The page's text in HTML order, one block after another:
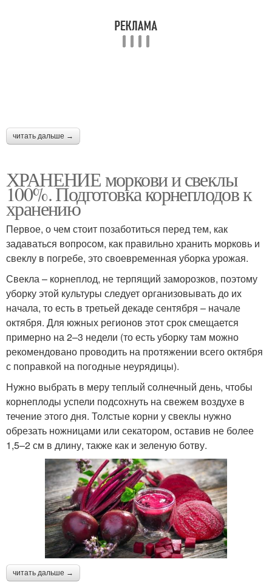
читать дальше →
ХРАНЕНИЕ моркови и свеклы
100%. Подготовка корнеплодов к
хранению
Первое, о чем стоит позаботиться перед тем, как
задаваться вопросом, как правильно хранить морковь и
свеклу в погребе, это своевременная уборка урожая.
Свекла – корнеплод, не терпящий заморозков, поэтому
уборку этой культуры следует организовывать до их
начала, то есть в третьей декаде сентября – начале
октября. Для южных регионов этот срок смещается
примерно на 2–3 недели (то есть уборку там можно
рекомендовано проводить на протяжении всего октября
с поправкой на погодные неурядицы).
Нужно выбрать в меру теплый солнечный день, чтобы
корнеплоды успели подсохнуть на свежем воздухе в
течение этого дня. Толстые корни у свеклы нужно
обрезать ножницами или секатором, оставив не более
1,5–2 см в длину, также как и зеленую ботву.
читать дальше →